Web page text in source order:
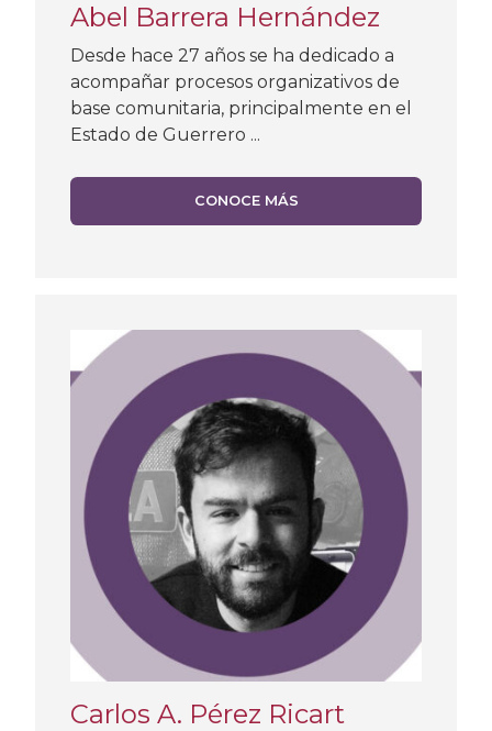
Abel Barrera Hernández
Desde hace 27 años se ha dedicado a
acompañar procesos organizativos de
base comunitaria, principalmente en el
Estado de Guerrero ...
CONOCE MÁS
Carlos A. Pérez Ricart